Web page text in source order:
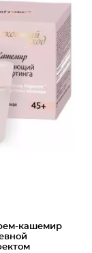
кашемир